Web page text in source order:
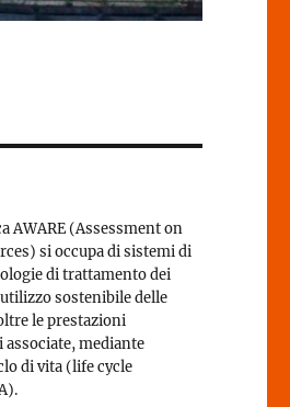
AWARE (Assessment on
si occupa di sistemi di
di trattamento dei
sostenibile delle
le prestazioni
associate, mediante
di vita (life cycle